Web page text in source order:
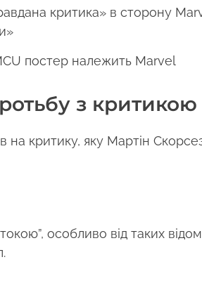
постер належить Marvel
з критикою
на критику, яку Мартін
особливо від таких